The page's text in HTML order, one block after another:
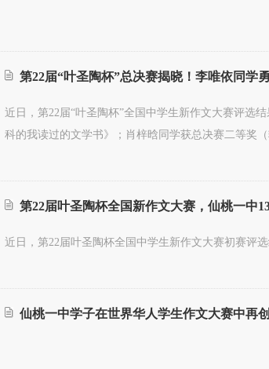
第22届“叶圣陶杯”总决赛揭晓！李唯依同学
近日，第22届“叶圣陶杯”全国中学生新作文大赛评选
科的我读过的文学书》；肖梓晗同学获总决赛二等奖
第22届叶圣陶杯全国新作文大赛，仙桃一中
近日，第22届叶圣陶杯全国中学生新作文大赛初赛评
仙桃一中学子在世界华人学生作文大赛中再